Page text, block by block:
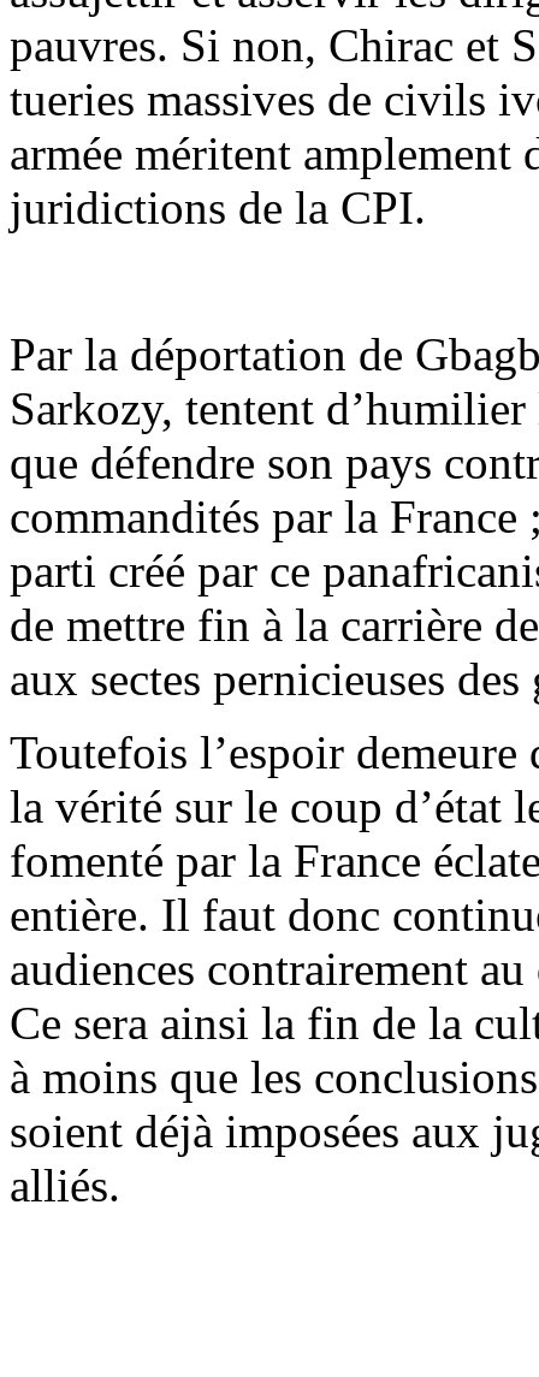
pauvres. Si non, Chirac et
tueries massives de civils
armée méritent amplement
juridictions de la CPI.
Par la déportation de
Sarkozy, tentent
que défendre son pays
commandités par la
parti créé par ce
de mettre fin à la carrière
aux sectes pernicieuses
Toutefois l’espoir demeure
la vérité sur le coup d’état
fomenté par la France
entière. Il faut donc
audiences contrairement
Ce sera ainsi la fin de la
à moins que les
soient déjà imposées aux
alliés.